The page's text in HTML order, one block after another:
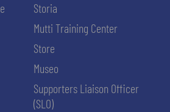
Storia
Mutti Training Center
Store
Museo
Supporters Liaison Officer
(SLO)